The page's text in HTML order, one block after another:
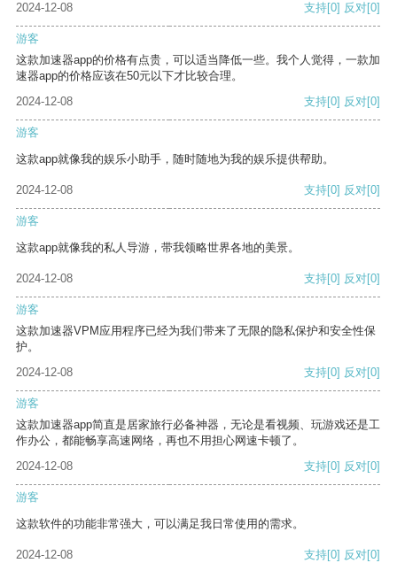
2024-12-08 支持[0] 反对[0]
游客
这款加速器app的价格有点贵，可以适当降低一些。我个人觉得，一款加
速器app的价格应该在50元以下才比较合理。
2024-12-08
支持[0] 反对[0]
游客
这款app就像我的娱乐小助手，随时随地为我的娱乐提供帮助。
2024-12-08 支持[0] 反对[0]
游客
这款app就像我的私人导游，带我领略世界各地的美景。
2024-12-08 支持[0] 反对[0]
游客
这款加速器VPM应用程序已经为我们带来了无限的隐私保护和安全性保
护。
2024-12-08
支持[0] 反对[0]
游客
这款加速器app简直是居家旅行必备神器，无论是看视频、玩游戏还是工
作办公，都能畅享高速网络，再也不用担心网速卡顿了。
2024-12-08
支持[0] 反对[0]
游客
这款软件的功能非常强大，可以满足我日常使用的需求。
2024-12-08 支持[0] 反对[0]